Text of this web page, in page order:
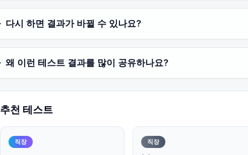
다시 하면 결과가 바뀔 수 있나요?
왜 이런 테스트 결과를 많이 공유하나요?
추천 테스트
직장 직장